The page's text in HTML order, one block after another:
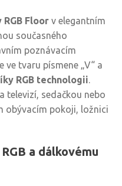
Floor v elegantním
současného
poznávacím
tvaru písmene „V“ a
RGB technologii.
televizí, sedačkou nebo
obývacím pokoji, ložnici
a dálkovému